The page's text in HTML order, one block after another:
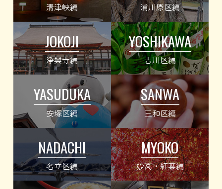
清津峡編 浦川原区編
JOKOJI
浄興寺編
YOSHIKAWA
吉川区編
YASUDUKA
安塚区編
SANWA
三和区編
NADACHI
名立区編
MYOKO
妙高・紅葉編